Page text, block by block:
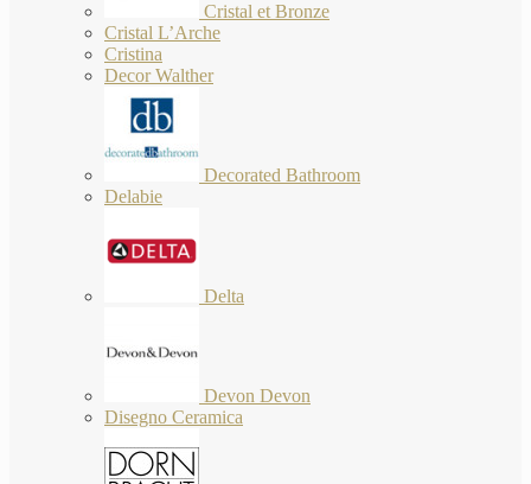
Cristal et Bronze
Cristal L’Arche
Cristina
Decor Walther
Decorated Bathroom
Delabie
Delta
Devon Devon
Disegno Ceramica